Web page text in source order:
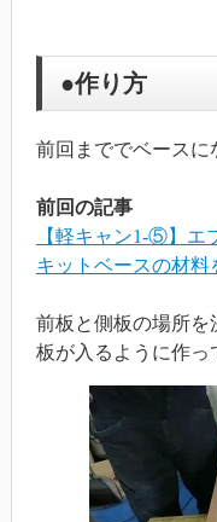
●作り方
前回まででベースに
前回の記事
【軽キャン1-⑤】エ
キットベースの材料
前板と側板の場所を
板が入るように作っ